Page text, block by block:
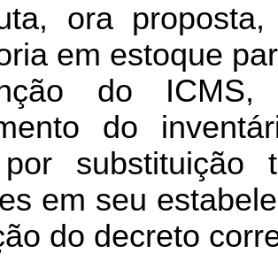
, ora proposta
em estoque
do ICMS
do
por substituição
em seu
do decreto